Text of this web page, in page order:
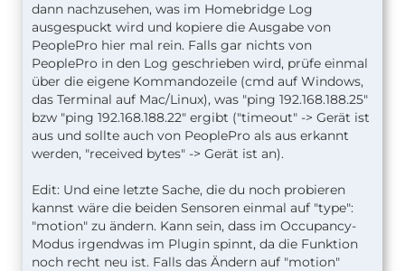
dann nachzusehen, was im Homebridge Log
ausgespuckt wird und kopiere die Ausgabe von
PeoplePro hier mal rein. Falls gar nichts von
PeoplePro in den Log geschrieben wird, prüfe einmal
über die eigene Kommandozeile (cmd auf Windows,
das Terminal auf Mac/Linux), was "ping 192.168.188.25"
bzw "ping 192.168.188.22" ergibt ("timeout" -> Gerät ist
aus und sollte auch von PeoplePro als aus erkannt
werden, "received bytes" -> Gerät ist an).
Edit: Und eine letzte Sache, die du noch probieren
kannst wäre die beiden Sensoren einmal auf "type":
"motion" zu ändern. Kann sein, dass im Occupancy-
Modus irgendwas im Plugin spinnt, da die Funktion
noch recht neu ist. Falls das Ändern auf "motion"